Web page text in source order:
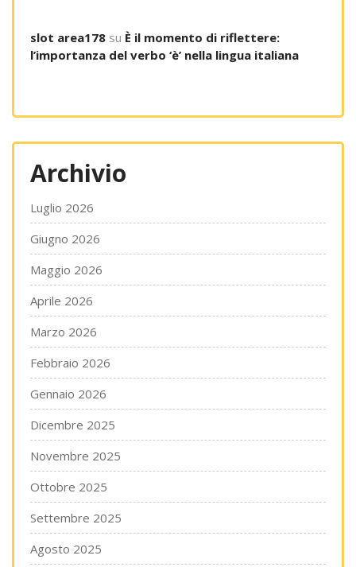
slot area178 su È il momento di riflettere:
l’importanza del verbo ‘è’ nella lingua italiana
Archivio
Luglio 2026
Giugno 2026
Maggio 2026
Aprile 2026
Marzo 2026
Febbraio 2026
Gennaio 2026
Dicembre 2025
Novembre 2025
Ottobre 2025
Settembre 2025
Agosto 2025